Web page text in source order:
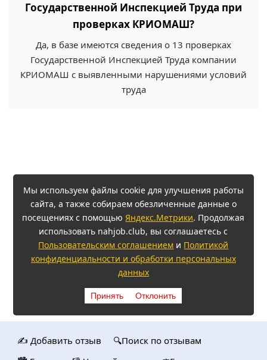
Государственной Инспекцией Труда при
проверках КРИОМАШ?
Да, в базе имеются сведения о 13 проверках
Государственной Инспекцией Труда компании
КРИОМАШ с выявленными нарушениями условий
труда
Мы используем файлы cookie для улучшения работы
сайта, а также собираем обезличенные данные о
посещениях с помощьюЯндекс.Метрики. Продолжая
использовать nahjob.club, вы соглашаетесь с
Пользовательским соглашением и Политикой
конфиденциальности и обработки персональных
данных
Принять Отклонить
✍️ Добавить отзыв
🔍Поиск по отзывам